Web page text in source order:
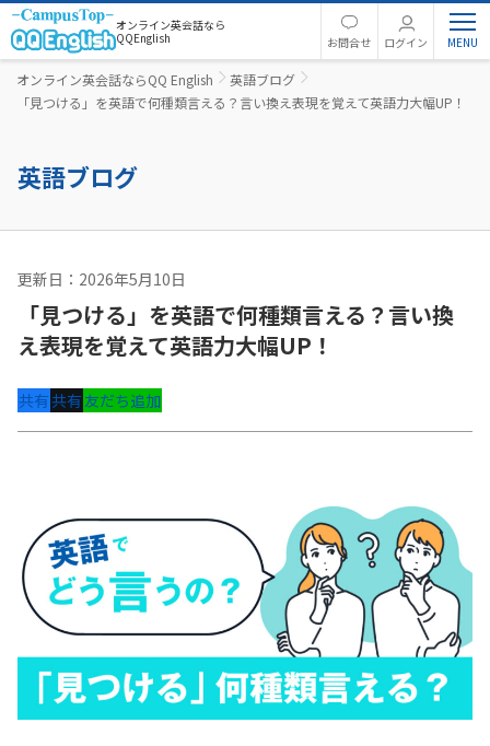
オンライン英会話なら
QQEnglish
お問合せ ログイン
オンライン英会話ならQQ English
英語ブログ
「見つける」を英語で何種類言える？言い換え表現を覚えて英語力大幅UP！
英語ブログ
更新日：2026年5月10日
「見つける」を英語で何種類言える？言い換
え表現を覚えて英語力大幅UP！
共有共有友だち追加